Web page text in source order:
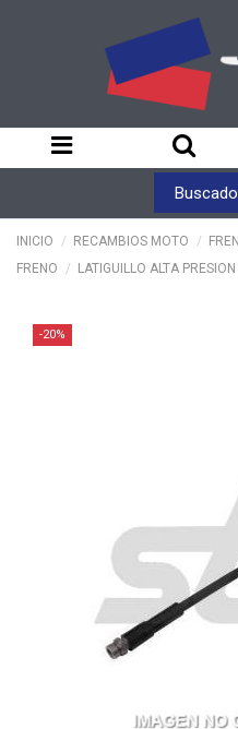
INICIO RECAMBIOS MOTO
FRENO
LATIGUILLO ALTA
-20%